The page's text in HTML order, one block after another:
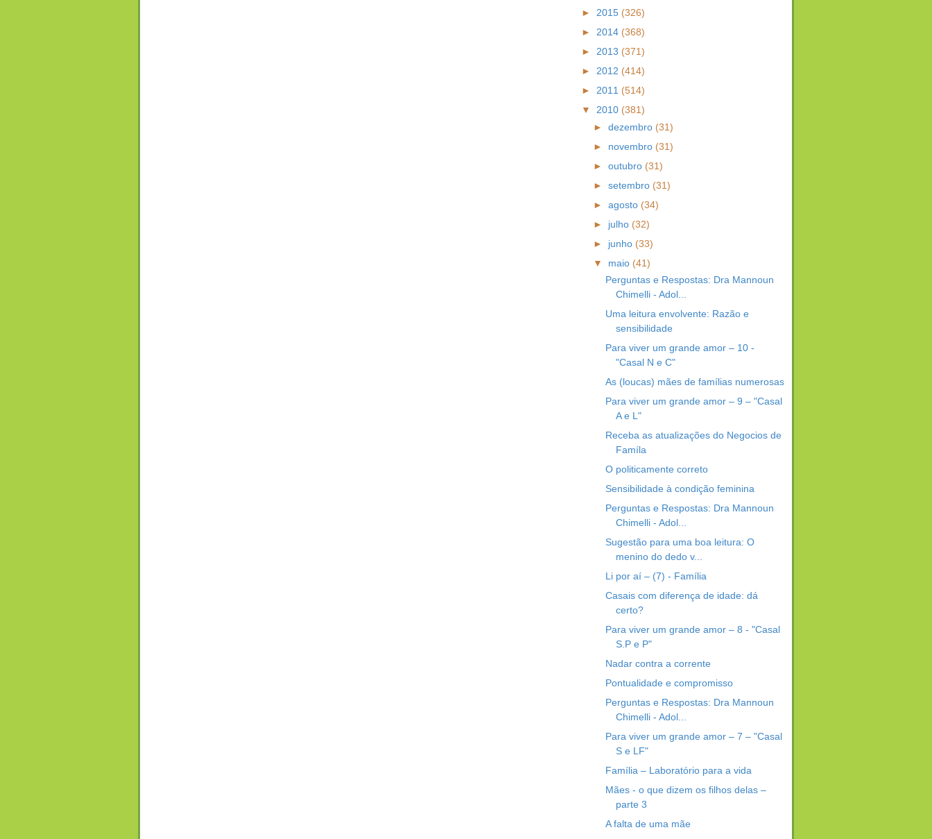
► 2015 (326)
► 2014 (368)
► 2013 (371)
► 2012 (414)
► 2011 (514)
▼ 2010 (381)
► dezembro (31)
► novembro (31)
► outubro (31)
► setembro (31)
► agosto (34)
► julho (32)
► junho (33)
▼ maio (41)
Perguntas e Respostas: Dra Mannoun
Chimelli - Adol...
Uma leitura envolvente: Razão e
sensibilidade
Para viver um grande amor – 10 -
"Casal N e C"
As (loucas) mães de famílias numerosas
Para viver um grande amor – 9 – "Casal
A e L"
Receba as atualizações do Negocios de
Famíla
O politicamente correto
Sensibilidade à condição feminina
Perguntas e Respostas: Dra Mannoun
Chimelli - Adol...
Sugestão para uma boa leitura: O
menino do dedo v...
Li por aí – (7) - Família
Casais com diferença de idade: dá
certo?
Para viver um grande amor – 8 - "Casal
S.P e P"
Nadar contra a corrente
Pontualidade e compromisso
Perguntas e Respostas: Dra Mannoun
Chimelli - Adol...
Para viver um grande amor – 7 – "Casal
S e LF"
Família – Laboratório para a vida
Mães - o que dizem os filhos delas –
parte 3
A falta de uma mãe